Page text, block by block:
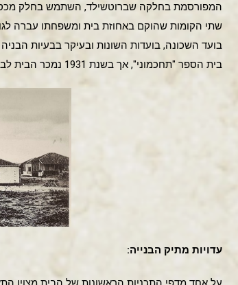
בית הספר "תחכמוני", אך בשנת 1931 נמכר הבית לבנק גרמני (דר טמפלגזלשפט בע"מ ביפו) ובינואר 1935 נרכש ההבית ע"י בנק אלרן.
עדויות מתיק הבנייה: